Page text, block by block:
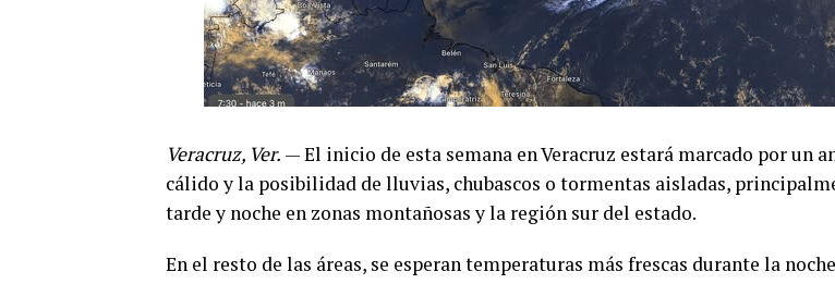
Veracruz, Ver. — El inicio de esta semana en Veracruz estará marcado por un
cálido y la posibilidad de lluvias, chubascos o tormentas aisladas,
tarde y noche en zonas montañosas y la región sur del estado.
En el resto de las áreas, se esperan temperaturas más frescas durante la